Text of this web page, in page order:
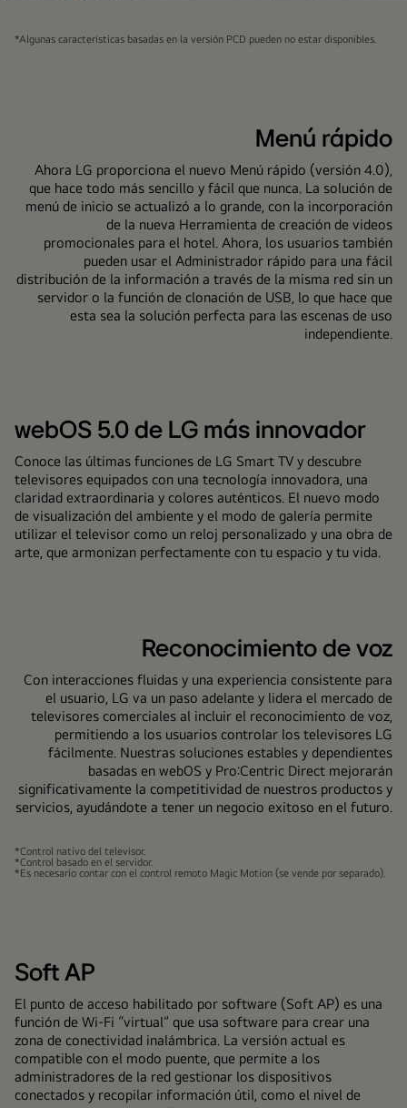
*Algunas características basadas en la versión PCD pueden no estar disponibles.
Menú rápido
Ahora LG proporciona el nuevo Menú rápido (versión 4.0),
que hace todo más sencillo y fácil que nunca. La solución de
menú de inicio se actualizó a lo grande, con la incorporación
de la nueva Herramienta de creación de videos
promocionales para el hotel. Ahora, los usuarios también
pueden usar el Administrador rápido para una fácil
distribución de la información a través de la misma red sin un
servidor o la función de clonación de USB, lo que hace que
esta sea la solución perfecta para las escenas de uso
independiente.
webOS 5.0 de LG más innovador
Conoce las últimas funciones de LG Smart TV y descubre
televisores equipados con una tecnología innovadora, una
claridad extraordinaria y colores auténticos. El nuevo modo
de visualización del ambiente y el modo de galería permite
utilizar el televisor como un reloj personalizado y una obra de
arte, que armonizan perfectamente con tu espacio y tu vida.
Reconocimiento de voz
Con interacciones fluidas y una experiencia consistente para
el usuario, LG va un paso adelante y lidera el mercado de
televisores comerciales al incluir el reconocimiento de voz,
permitiendo a los usuarios controlar los televisores LG
fácilmente. Nuestras soluciones estables y dependientes
basadas en webOS y Pro:Centric Direct mejorarán
significativamente la competitividad de nuestros productos y
servicios, ayudándote a tener un negocio exitoso en el futuro.
*Control nativo del televisor.
*Control basado en el servidor.
*Es necesario contar con el control remoto Magic Motion (se vende por separado).
Soft AP
El punto de acceso habilitado por software (Soft AP) es una
función de Wi-Fi “virtual” que usa software para crear una
zona de conectividad inalámbrica. La versión actual es
compatible con el modo puente, que permite a los
administradores de la red gestionar los dispositivos
conectados y recopilar información útil, como el nivel de